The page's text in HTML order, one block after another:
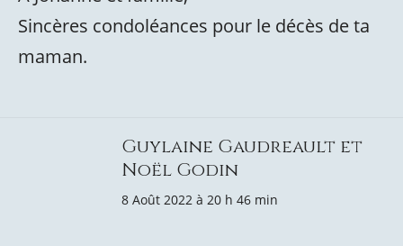
Sincères condoléances pour le décès de ta
maman.
Guylaine Gaudreault et
Noël Godin
8 Août 2022 à 20 h 46 min